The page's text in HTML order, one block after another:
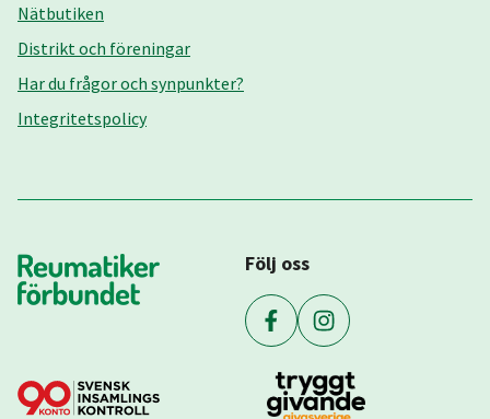
Nätbutiken
Distrikt och föreningar
Har du frågor och synpunkter?
Integritetspolicy
Följ oss